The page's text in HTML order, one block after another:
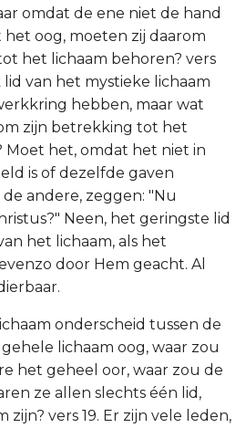
omdat de ene niet de hand
oog, moeten zij daarom
het lichaam behoren? vers
lid van het mystieke lichaam
hebben, maar wat
zijn betrekking tot het
Moet het, omdat het niet in
is of dezelfde gaven
andere, zeggen: "Nu
Neen, het geringste lid
het lichaam, als het
door Hem geacht. Al
onderscheid tussen de
lichaam oog, waar zou
het geheel oor, waar zou de
ze allen slechts één lid,
zijn? vers 19. Er zijn vele leden,